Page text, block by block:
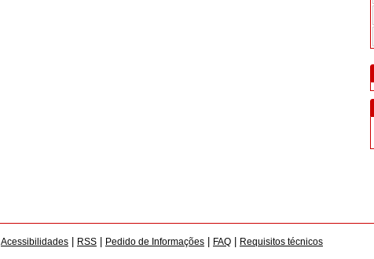
Acessibilidades RSS Pedido de Informações FAQ Requisitos técnicos